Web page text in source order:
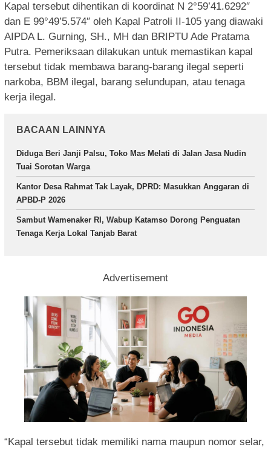
Kapal tersebut dihentikan di koordinat N 2°59’41.6292″
dan E 99°49’5.574″ oleh Kapal Patroli II-105 yang diawaki
AIPDA L. Gurning, SH., MH dan BRIPTU Ade Pratama
Putra. Pemeriksaan dilakukan untuk memastikan kapal
tersebut tidak membawa barang-barang ilegal seperti
narkoba, BBM ilegal, barang selundupan, atau tenaga
kerja ilegal.
BACAAN LAINNYA
Diduga Beri Janji Palsu, Toko Mas Melati di Jalan Jasa Nudin
Tuai Sorotan Warga
Kantor Desa Rahmat Tak Layak, DPRD: Masukkan Anggaran di
APBD-P 2026
Sambut Wamenaker RI, Wabup Katamso Dorong Penguatan
Tenaga Kerja Lokal Tanjab Barat
Advertisement
“Kapal tersebut tidak memiliki nama maupun nomor selar,